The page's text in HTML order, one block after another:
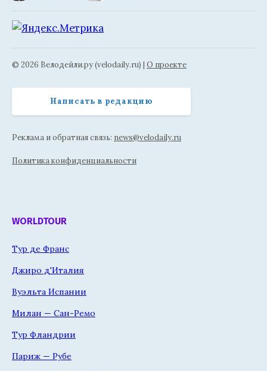
© 2026 Велодейли.ру (velodaily.ru) | О проекте
Написать в редакцию
Реклама и обратная связь: news@velodaily.ru
Политика конфиденциальности
WORLDTOUR
Тур де Франс
Джиро д'Италия
Вуэльта Испании
Милан — Сан-Ремо
Тур Фландрии
Париж — Рубе